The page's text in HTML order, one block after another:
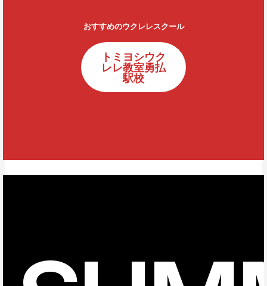
おすすめのウクレレスクール
トミヨシウク
レレ教室勇払
駅校